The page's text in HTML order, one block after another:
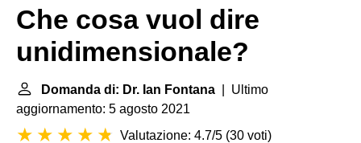
Che cosa vuol dire
unidimensionale?
Domanda di: Dr. Ian Fontana | Ultimo
aggiornamento: 5 agosto 2021
Valutazione: 4.7/5 (30 voti)